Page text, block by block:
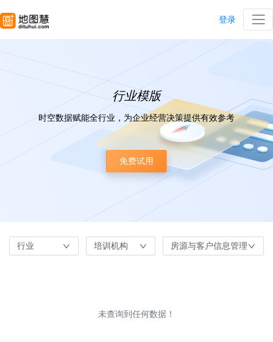
登录
行业模版
时空数据赋能全行业，为企业经营决策提供有效参考
免费试用
行业 培训机构 房源与客户信息管理
未查询到任何数据！